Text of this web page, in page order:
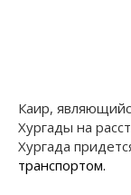
Каир,
Хургады на
Хургада
транспортом.